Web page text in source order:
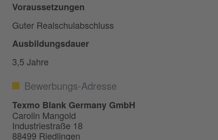
Voraussetzungen
Guter Realschulabschluss
Ausbildungsdauer
3,5 Jahre
Bewerbungs-Adresse
Texmo Blank Germany GmbH
Carolin Mangold
Industriestraße 18
88499 Riedlingen